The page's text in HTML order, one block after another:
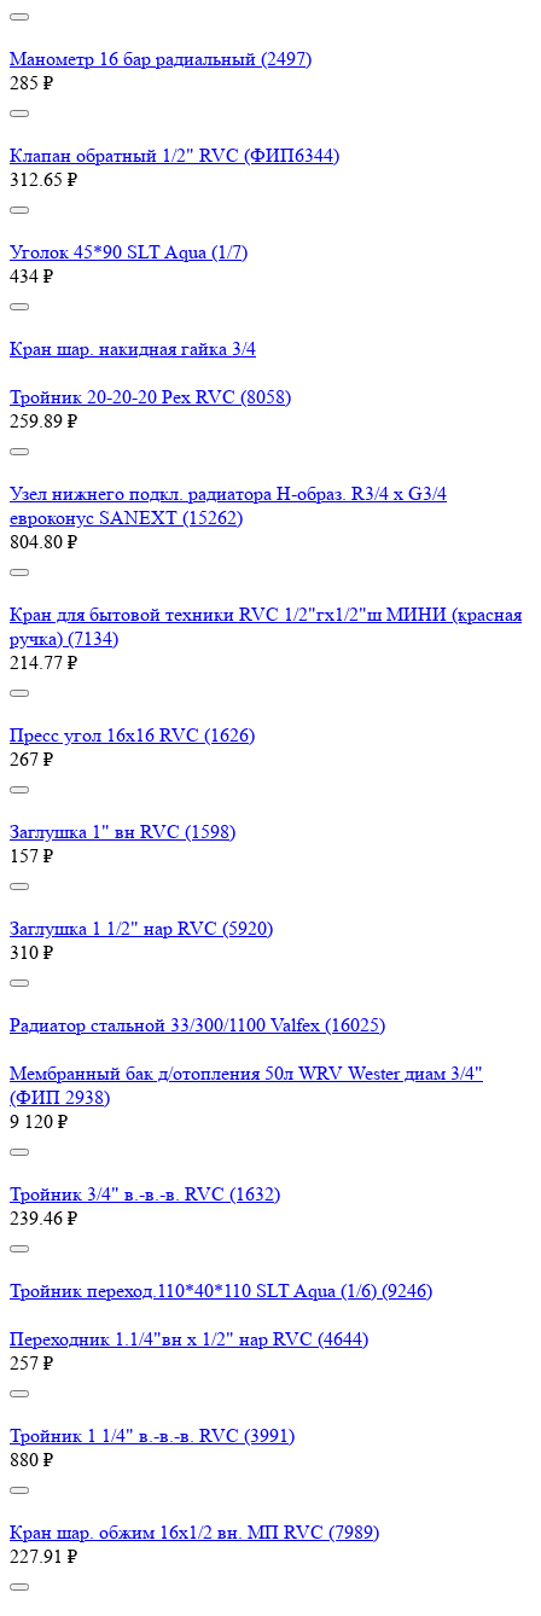
Манометр 16 бар радиальный (2497)
285 ₽
Клапан обратный 1/2" RVC (ФИП6344)
312.65 ₽
Уголок 45*90 SLT Aqua (1/7)
434 ₽
Кран шар. накидная гайка 3/4
Тройник 20-20-20 Pex RVC (8058)
259.89 ₽
Узел нижнего подкл. радиатора H-образ. R3/4 x G3/4
евроконус SANEXT (15262)
804.80 ₽
Кран для бытовой техники RVC 1/2"гх1/2"ш МИНИ (красная
ручка) (7134)
214.77 ₽
Пресс угол 16х16 RVC (1626)
267 ₽
Заглушка 1" вн RVC (1598)
157 ₽
Заглушка 1 1/2" нар RVC (5920)
310 ₽
Радиатор стальной 33/300/1100 Valfex (16025)
Мембранный бак д/отопления 50л WRV Wester диам 3/4"
(ФИП 2938)
9 120 ₽
Тройник 3/4" в.-в.-в. RVC (1632)
239.46 ₽
Тройник переход.110*40*110 SLT Aqua (1/6) (9246)
Переходник 1.1/4"вн х 1/2" нар RVC (4644)
257 ₽
Тройник 1 1/4" в.-в.-в. RVC (3991)
880 ₽
Кран шар. обжим 16х1/2 вн. МП RVC (7989)
227.91 ₽